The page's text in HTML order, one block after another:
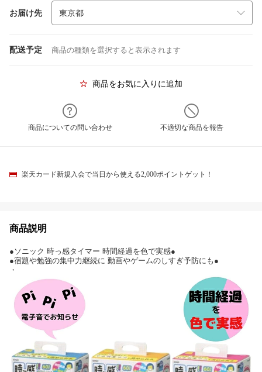
お届け先
配送予定 商品の種類を選択すると表示されます
商品をお気に入りに追加
商品についての問い合わせ 不適切な商品を報告
楽天カード新規入会で当日から使える2,000ポイントゲット！
商品説明
●ソニック 時っ感タイマー 時間経過を色で実感●
●宿題や勉強の集中力継続に 動画やゲームのしすぎ予防にも●
・